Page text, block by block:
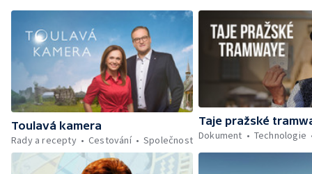
Toulavá kamera
Rady a recepty
Cestování Společnost
Taje pražské
Dokument
Technologie